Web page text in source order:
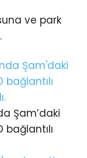
ve park
Şam’daki
bağlantılı